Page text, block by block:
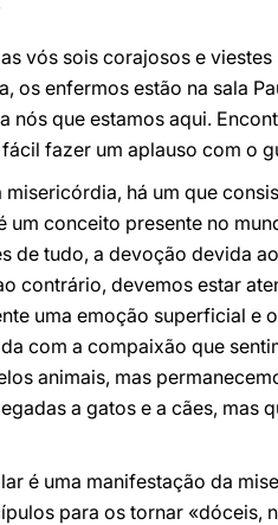
vós sois corajosos e
os enfermos estão na sala
nós que estamos aqui.
fazer um aplauso com o
há um que
conceito presente no
de tudo, a devoção devida
contrário, devemos estar
uma emoção superficial
com a compaixão que
animais, mas
a gatos e a cães, mas
é uma manifestação da
para os tornar «dóceis,